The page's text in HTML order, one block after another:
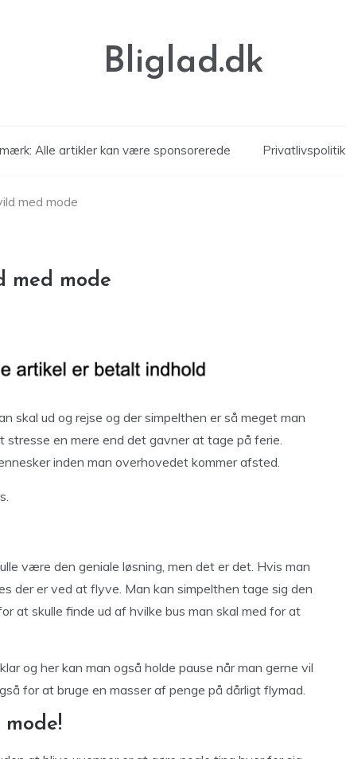
Bliglad.dk
Alle artikler kan være sponsorerede Privatlivspolitik
med mode
med mode
skal ud og rejse og der simpelthen er så meget man
en mere end det gavner at tage på ferie.
inden man overhovedet kommer afsted.
være den geniale løsning, men det er det. Hvis man
der er ved at flyve. Man kan simpelthen tage sig den
at skulle finde ud af hvilke bus man skal med for at
og her kan man også holde pause når man gerne vil
for at bruge en masser af penge på dårligt flymad.